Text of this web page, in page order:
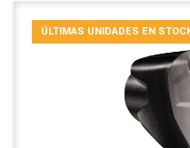
ÚLTIMAS UNIDADES EN